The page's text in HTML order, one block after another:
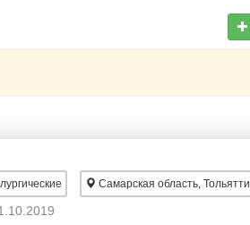
Самарская область, Тольятти